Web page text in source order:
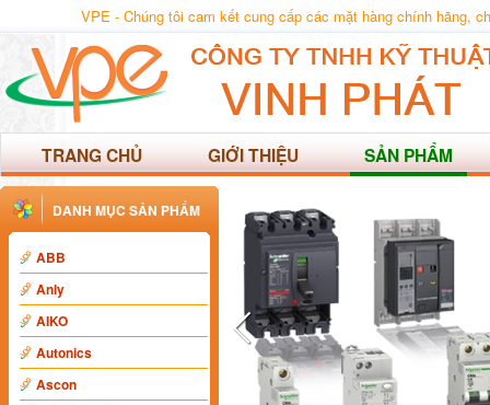
VPE - Chúng tôi cam kết cung cấp các mặt hàng chính hãng,
TRANG CHỦ GIỚI THIỆU SẢN PHẨM
DANH MỤC SẢN PHẨM
ABB
Anly
AIKO
Autonics
Ascon